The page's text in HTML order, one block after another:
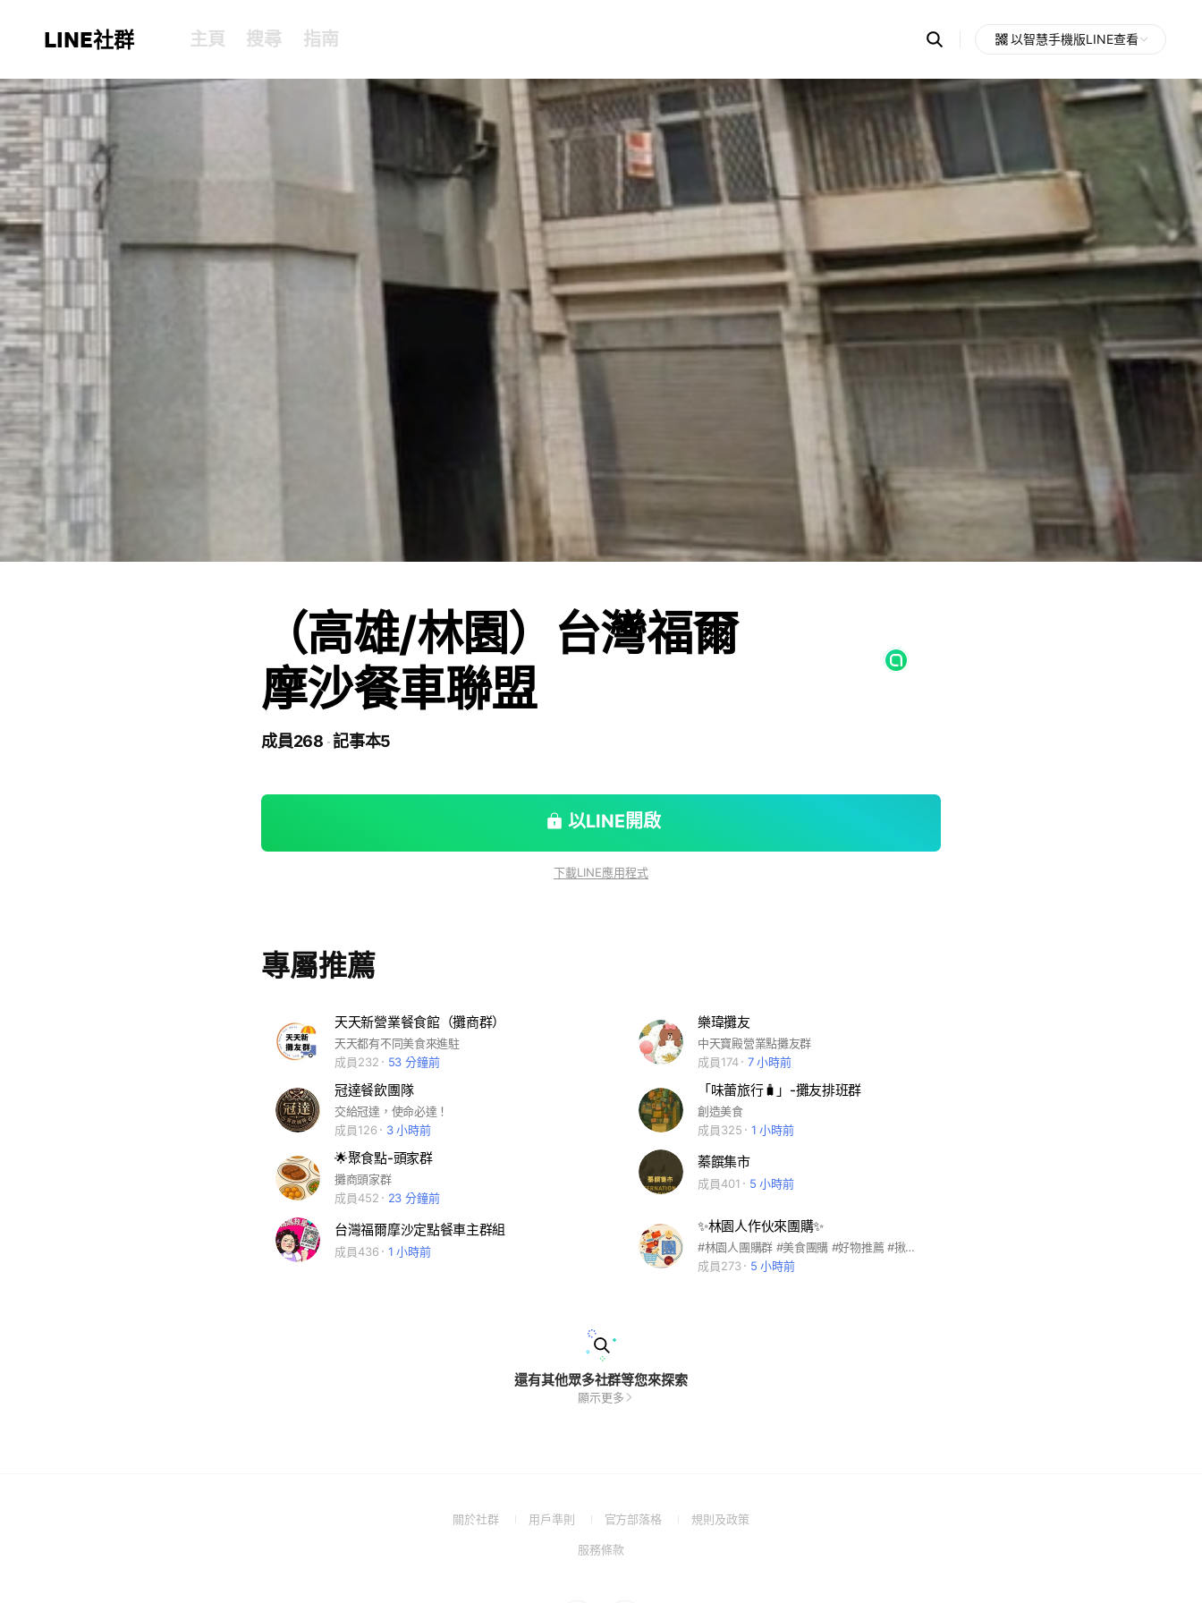
LINE社群 主頁 搜尋 指南 Search
OpenChats
messages
search
area
以智慧手機版LINE查看
（高雄/林園）台灣福爾
摩沙餐車聯盟
成員268 記事本5
以LINE開啟
下載LINE應用程式
專屬推薦
天天新營業餐食館（攤商群）
天天都有不同美食來進駐
成員232
53 分鐘前
樂瑋攤友
中天寶殿營業點攤友群
成員174
7 小時前
冠達餐飲團隊
交給冠達，使命必達！
成員126
3 小時前
「味蕾旅行🧳」-攤友排班群
創造美食
成員325
1 小時前
🌟聚食點-頭家群
攤商頭家群
成員452
23 分鐘前
蓁饌集市
成員401 5 小時前
台灣福爾摩沙定點餐車主群組
成員436 1 小時前
✨林園人作伙來團購✨
#林園人團購群 #美食團購 #好物推薦 #揪團揪起來 #取貨地點：清原林園店
成員273
5 小時前
還有其他眾多社群等您來探索
顯示更多
關於社群
(Open用戶準則
(Open
a
官方部落格
(Open規則及政策(Open
服務條款(Open